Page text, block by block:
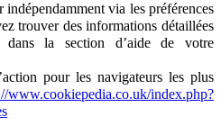
indépendamment via les préférences
trouver des informations détaillées
dans la section d’aide de votre
pour les navigateurs les plus
www.cookiepedia.co.uk/index.php?